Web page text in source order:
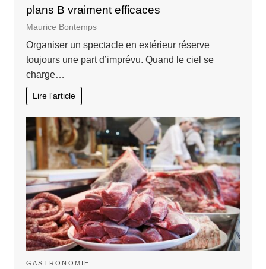
plans B vraiment efficaces
Maurice Bontemps
Organiser un spectacle en extérieur réserve
toujours une part d’imprévu. Quand le ciel se
charge…
Lire l'article
GASTRONOMIE